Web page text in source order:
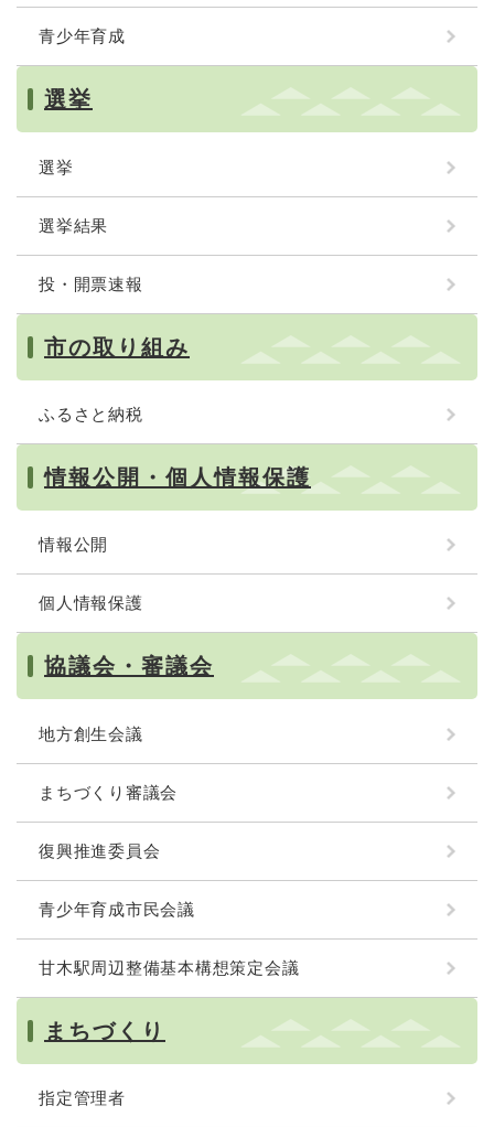
青少年育成
選挙
選挙
選挙結果
投・開票速報
市の取り組み
ふるさと納税
情報公開・個人情報保護
情報公開
個人情報保護
協議会・審議会
地方創生会議
まちづくり審議会
復興推進委員会
青少年育成市民会議
甘木駅周辺整備基本構想策定会議
まちづくり
指定管理者